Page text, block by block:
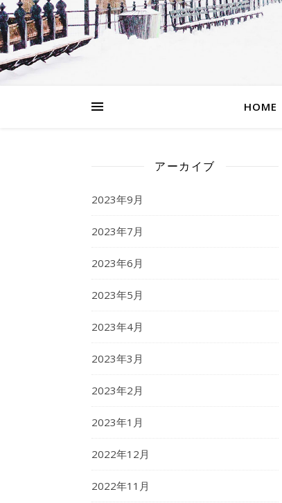
HOME
アーカイブ
2023年9月
2023年7月
2023年6月
2023年5月
2023年4月
2023年3月
2023年2月
2023年1月
2022年12月
2022年11月